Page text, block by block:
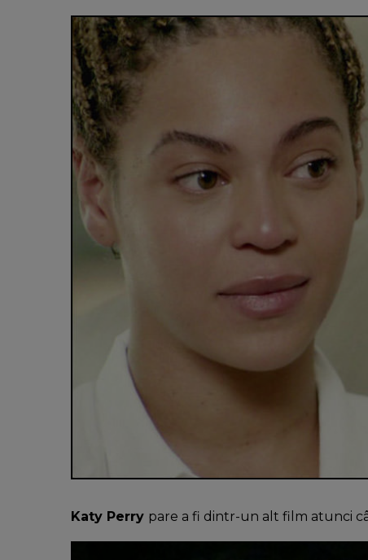
Katy Perry pare a fi dintr-un alt film atunci